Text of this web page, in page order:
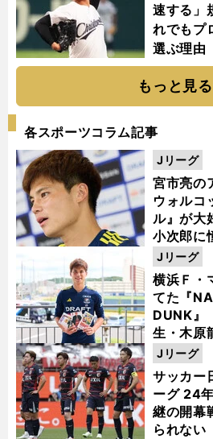
速する」
れでもプ
選ぶ理由
もっと見る
各スポーツコラム記事
宮市亮の
ウォルコ
ル』が大
小次郎に
Jリーグ
横浜Ｆ・
てた『
DUNK』
生・木原
った
Jリーグ
サッカー
ーグ 24
継の開幕
られない
Jリーグ